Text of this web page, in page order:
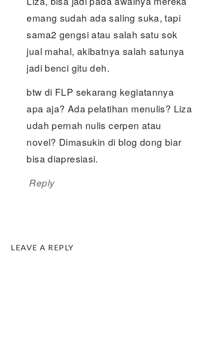
emang sudah ada saling suka, tapi
sama2 gengsi atau salah satu sok
jual mahal, akibatnya salah satunya
jadi benci gitu deh.
btw di FLP sekarang kegiatannya
apa aja? Ada pelatihan menulis? Liza
udah pernah nulis cerpen atau
novel? Dimasukin di blog dong biar
bisa diapresiasi.
Reply
LEAVE A REPLY